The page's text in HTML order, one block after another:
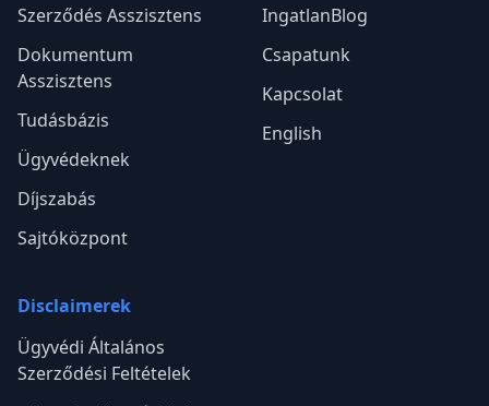
Szerződés Asszisztens
Dokumentum
Asszisztens
Tudásbázis
Ügyvédeknek
Díjszabás
Sajtóközpont
IngatlanBlog
Csapatunk
Kapcsolat
English
Disclaimerek
Ügyvédi Általános
Szerződési Feltételek